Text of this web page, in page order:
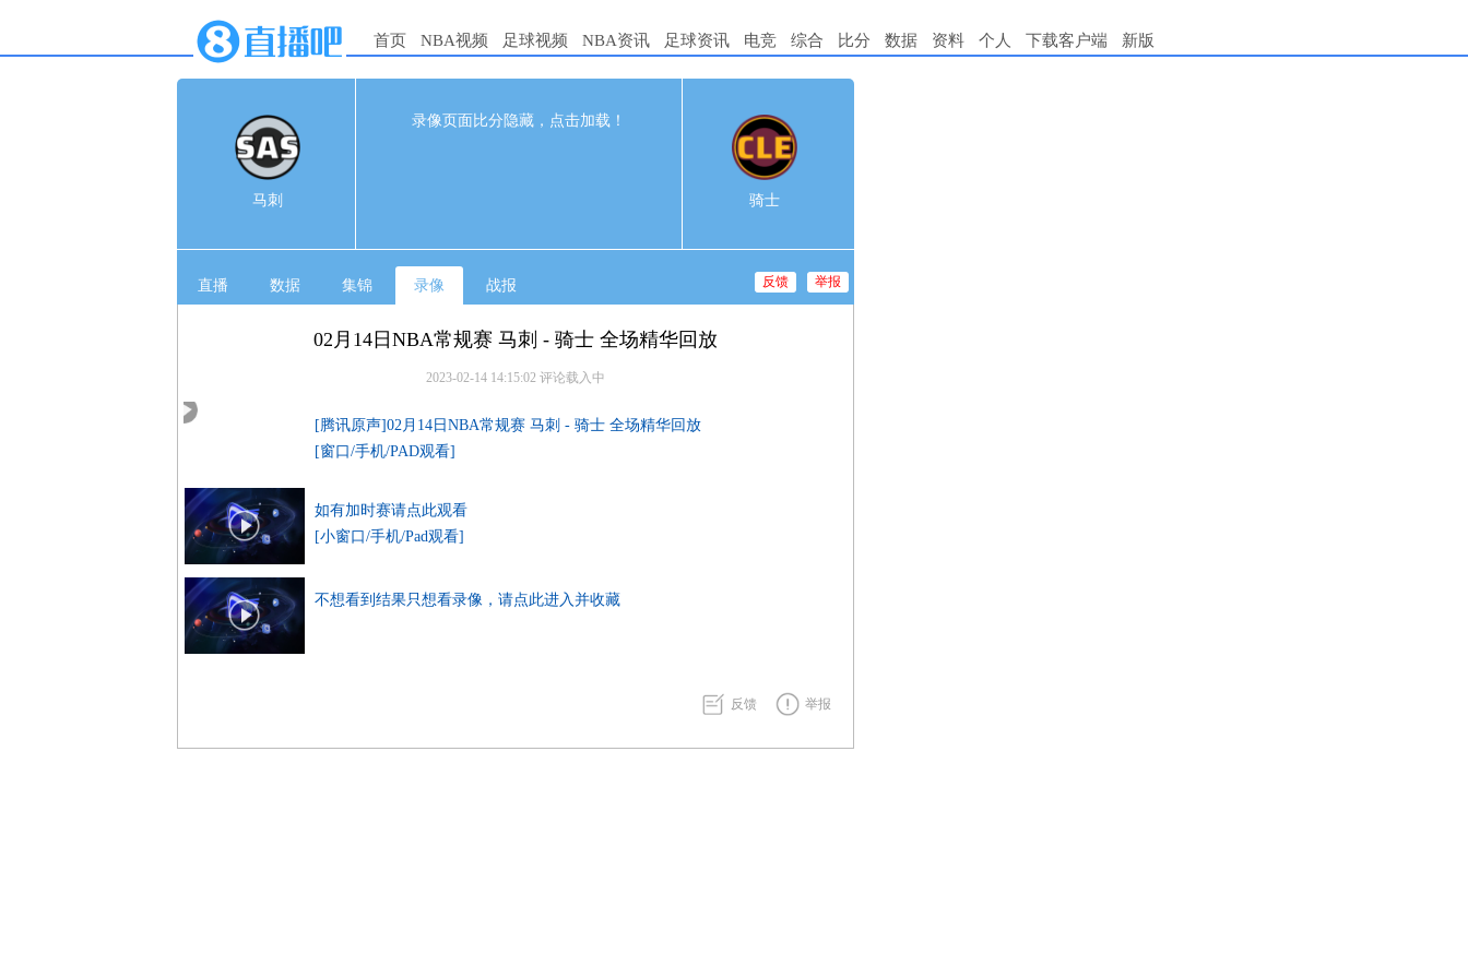
首页 NBA视频 足球视频 NBA资讯 足球资讯 电竞 综合 比分 数据 资料 个人 下载客户端 新版
马刺
录像页面比分隐藏，点击加载！
109 完赛 117
骑士
直播 数据 集锦 录像 战报 举报
反馈
02月14日NBA常规赛 马刺 - 骑士 全场精华回放
2023-02-14 14:15:02 评论载入中
[腾讯原声]02月14日NBA常规赛 马刺 - 骑士 全场精华回放
[窗口/手机/PAD观看]
如有加时赛请点此观看
[小窗口/手机/Pad观看]
不想看到结果只想看录像，请点此进入并收藏
反馈 举报